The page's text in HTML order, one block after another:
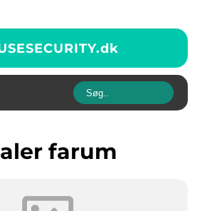
dk
maler farum